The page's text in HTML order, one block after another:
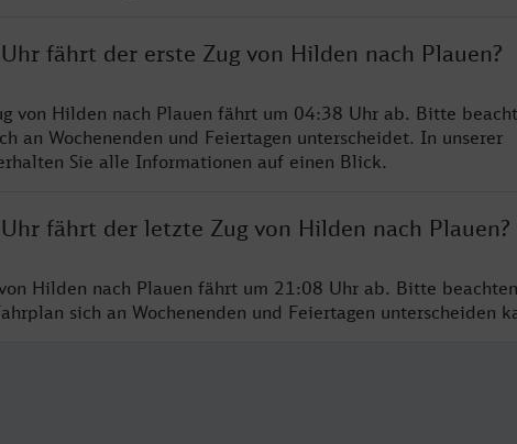
fährt der erste Zug von Hilden nach Plauen?
von Hilden nach Plauen fährt um 04:38 Uhr ab. Bitte
an Wochenenden und Feiertagen unterscheidet. In unserer
Sie alle Informationen auf einen Blick.
fährt der letzte Zug von Hilden nach Plauen?
Hilden nach Plauen fährt um 21:08 Uhr ab. Bitte
sich an Wochenenden und Feiertagen unterscheiden